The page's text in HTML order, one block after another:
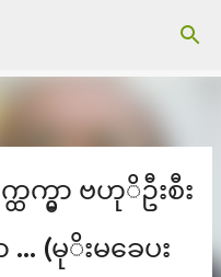
မွာ ဗဟုိဦးစီး
(မုိးမခေပး